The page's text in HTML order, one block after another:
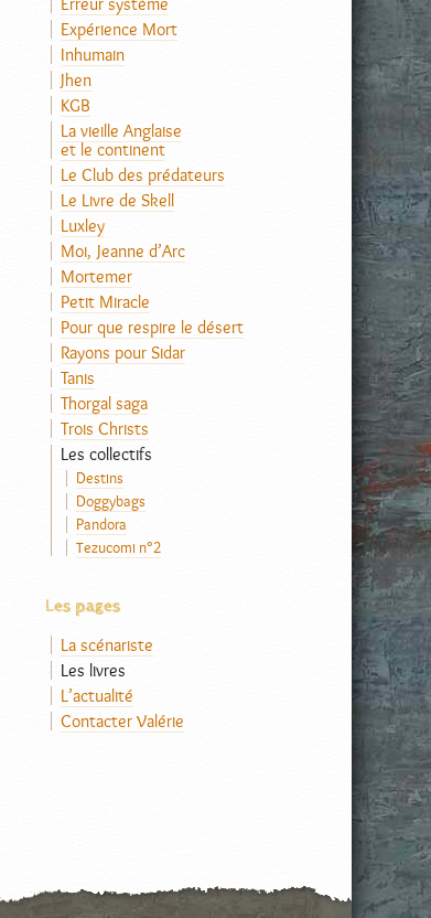
Expérience Mort
Inhumain
Jhen
KGB
La vieille Anglaise
et le continent
Le Club des prédateurs
Le Livre de Skell
Luxley
Moi, Jeanne d’Arc
Mortemer
Petit Miracle
Pour que respire le désert
Rayons pour Sidar
Tanis
Thorgal saga
Trois Christs
Les collectifs
Destins
Doggybags
Pandora
Tezucomi n°2
Les pages
La scénariste
Les livres
L’actualité
Contacter Valérie